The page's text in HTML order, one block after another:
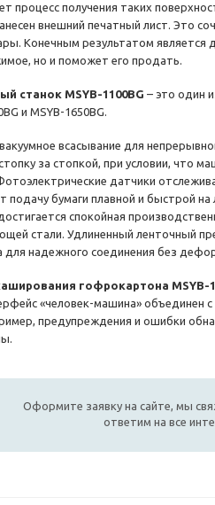
процесс получения таких
внешний печатный лист. Это
Конечным результатом является
но и поможет его продать.
станок MSYB-1100BG – это один
и MSYB-1650BG.
всасывание для
за стопкой, при условии, что
датчики
подачу бумаги плавной и быстрой
спокойная
стали. Удлиненный ленточный
надежного соединения без
гофрокартона MSYB-
«человек-машина» объединен
предупреждения и ошибки
Оформите заявку на сайте, мы
ответим на все